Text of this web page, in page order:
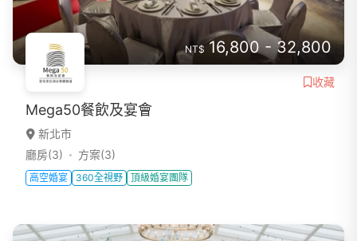
NT$ 16,800 - 32,800
收藏
Mega50餐飲及宴會
新北市
廳房(3)
方案(3)
高空婚宴 360全視野 頂級婚宴團隊